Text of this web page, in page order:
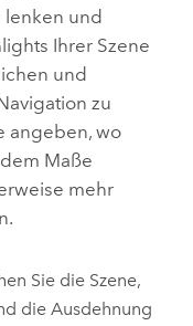
lenken und
Ihrer Szene
und
zu
angeben, wo
Maße
mehr
Sie die Szene,
die Ausdehnung